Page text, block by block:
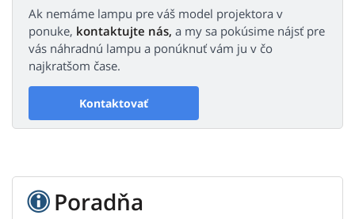
Ak nemáme lampu pre váš model projektora v
ponuke, kontaktujte nás, a my sa pokúsime nájsť pre
vás náhradnú lampu a ponúknuť vám ju v čo
najkratšom čase.
Kontaktovať
Poradňa